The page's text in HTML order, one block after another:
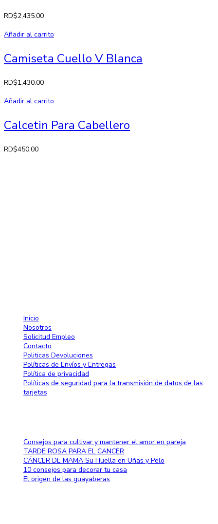
RD$2,435.00
Añadir al carrito
Camiseta Cuello V Blanca
RD$1,430.00
Añadir al carrito
Calcetin Para Cabellero
RD$450.00
Inicio
Nosotros
Solicitud Empleo
Contacto
Politicas Devoluciones
Políticas de Envíos y Entregas
Política de privacidad
Políticas de seguridad para la transmisión de datos de las
tarjetas
Consejos para cultivar y mantener el amor en pareja
TARDE ROSA PARA EL CANCER
CÁNCER DE MAMA Su Huella en Uñas y Pelo
10 consejos para decorar tu casa
El origen de las guayaberas